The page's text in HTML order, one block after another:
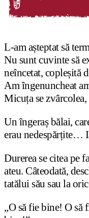
L-am așteptat să
Nu sunt cuvinte să
neîncetat, copleșită
Am îngenuncheat
Micuța se
Un îngeraș bălai,
erau nedespărțite…
Durerea se citea pe
ateu. Câteodată,
tatălui său sau la
„O să fie bine! O